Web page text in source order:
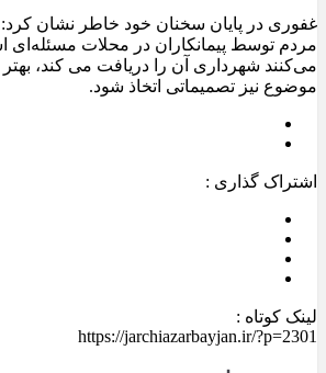
غفوری در پایان سخنان خود خاطر نشان کرد:
مردم توسط پیمانکاران در محلات
می‌کنند شهرداری آن را دریافت می کند،
موضوع نیز تصمیماتی اتخاذ شود.
اشتراک گذاری :
لینک کوتاه :
https://jarchiazarbayjan.ir/?p=2301